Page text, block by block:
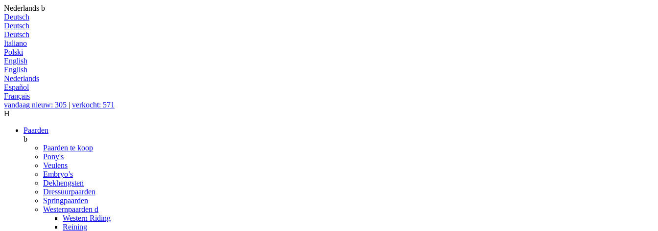
Nederlands b
Deutsch
Deutsch
Deutsch
Italiano
Polski
English
English
Nederlands
Español
Français
vandaag nieuw: 305 | verkocht: 571
H
Paarden
b
Paarden te koop
Pony's
Veulens
Embryo’s
Dekhengsten
Dressuurpaarden
Springpaarden
Westernpaarden d
Western Riding
Reining